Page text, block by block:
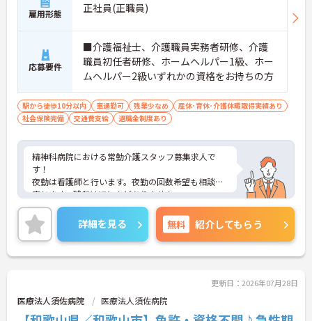
雇用形態 正社員(正職員)
応募要件
■介護福祉士、介護職員実務者研修、介護
職員初任者研修、ホームヘルパー1級、ホー
ムヘルパー2級いずれかの資格をお持ちの方
駅から徒歩10分以内 車通勤可 残業少なめ
産休･育休･介護休暇取得実績あり
社会保険完備
交通費支給 退職金制度あり
精神科病院における常勤介護スタッフ募集求人で
す！
夜勤は看護師と行います。夜勤の回数希望も相談に
応じます。残業はほとんどありません。
ご興味ある方には、面接のポイントなど、さらに詳
細をお話致しますのでお気軽にご相談ください。
詳細を見る 無料 紹介してもらう
更新日：2026年07月28日
医療法人須佐病院 医療法人須佐病院